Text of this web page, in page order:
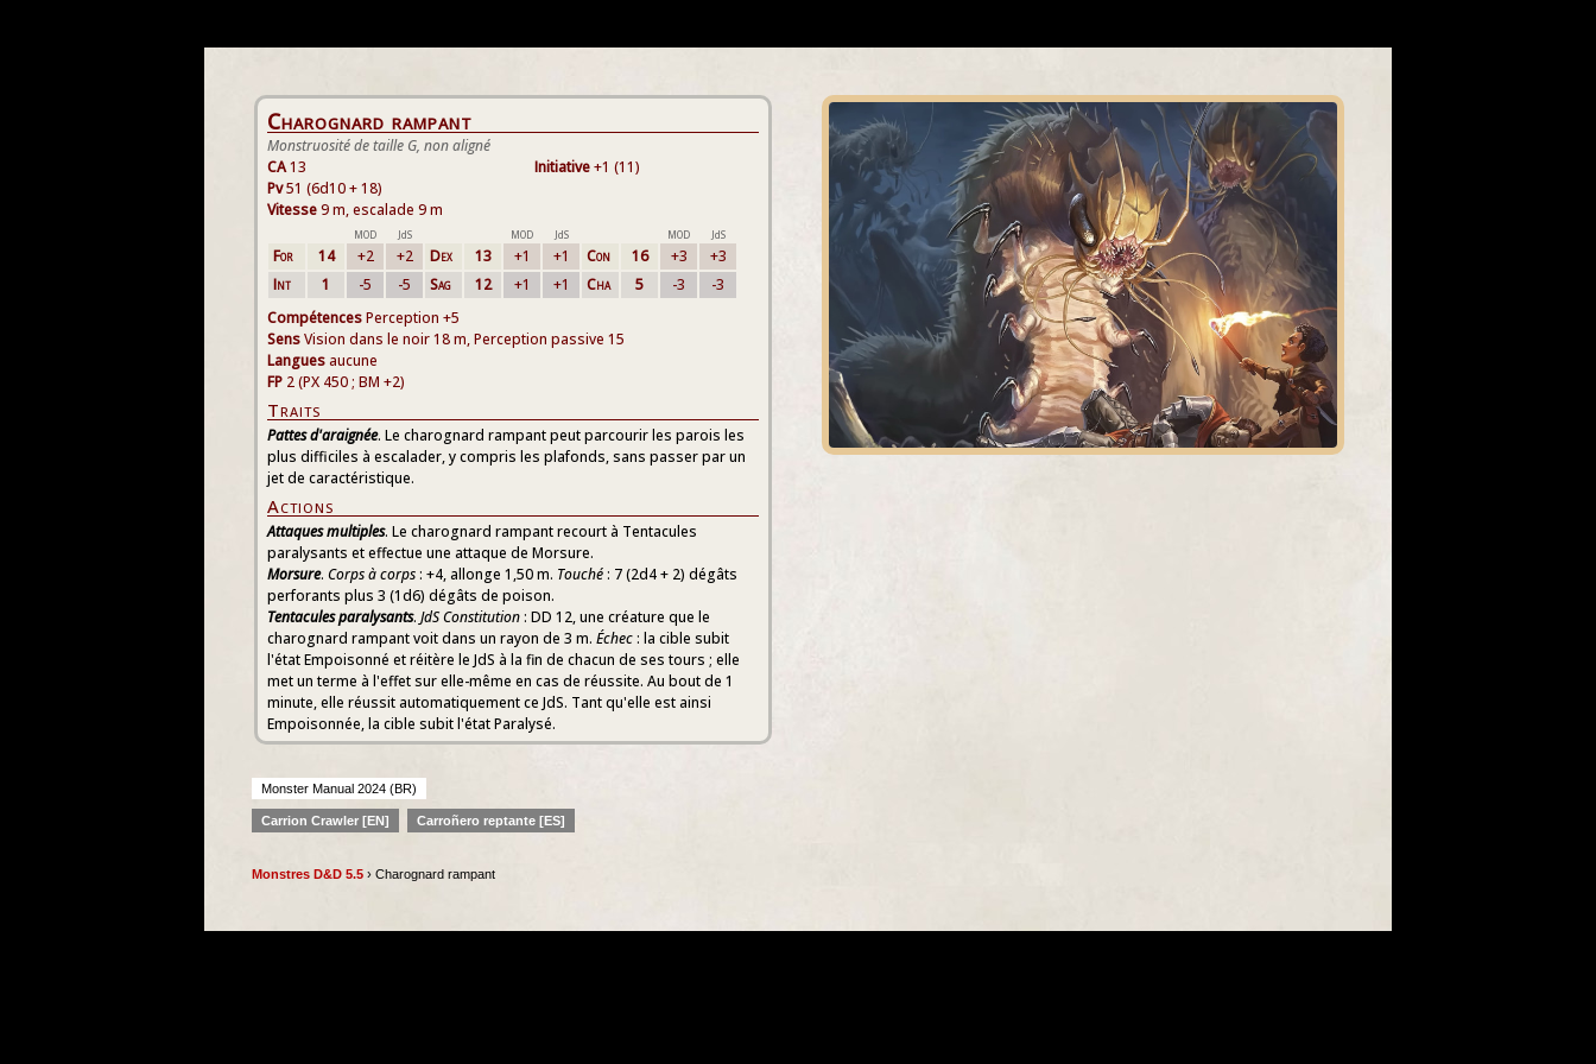
Charognard rampant
Monstruosité de taille G, non aligné
Initiative+1 (11)
CA13
Pv51 (6d10 + 18)
Vitesse9 m, escalade 9 m
MOD JdS MOD JdS MOD JdS
For 14 +2 +2 Dex 13 +1 +1 Con 16 +3
+3
Int
1 -5 -5 Sag 12 +1 +1 Cha 5 -3
-3
CompétencesPerception +5
SensVision dans le noir 18 m, Perception passive 15
Langues aucune
FP 2 (PX 450 ; BM +2)
Traits
Pattes d'araignée. Le charognard rampant peut parcourir les parois les
plus difficiles à escalader, y compris les plafonds, sans passer par un
jet de caractéristique.
Actions
Attaques multiples. Le charognard rampant recourt à Tentacules
paralysants et effectue une attaque de Morsure.
Morsure. Corps à corps: +4, allonge 1,50 m. Touché: 7 (2d4 + 2) dégâts
perforants plus 3 (1d6) dégâts de poison.
Tentacules paralysants. JdS Constitution: DD 12, une créature que le
charognard rampant voit dans un rayon de 3 m. Échec: la cible subit
l'état Empoisonné et réitère le JdS à la fin de chacun de ses tours ; elle
met un terme à l'effet sur elle-même en cas de réussite. Au bout de 1
minute, elle réussit automatiquement ce JdS. Tant qu'elle est ainsi
Empoisonnée, la cible subit l'état Paralysé.
Monster Manual 2024 (BR)
Carrion Crawler [EN] Carroñero reptante [ES]
Monstres D&D 5.5 › Charognard rampant